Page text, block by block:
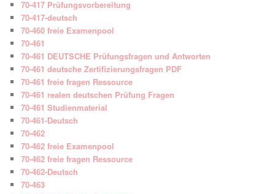
70-417 Prüfungsvorbereitung
70-417-deutsch
70-460 freie Examenpool
70-461
70-461 DEUTSCHE Prüfungsfragen und Antworten
70-461 deutsche Zertifizierungsfragen PDF
70-461 freie fragen Ressource
70-461 realen deutschen Prüfung Fragen
70-461 Studienmaterial
70-461-Deutsch
70-462
70-462 freie Examenpool
70-462 freie fragen Ressource
70-462-Deutsch
70-463